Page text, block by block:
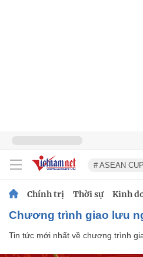
# ASEAN
Chính trị Thời sự Kinh
chương trình giao lưu
Tin tức mới nhất về chương trình